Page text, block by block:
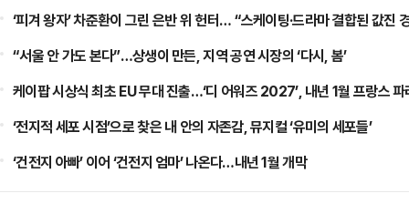
‘피겨 왕자’ 차준환이 그린 은반 위 헌터… “스케이팅·드라마 결합된 값진
“서울 안 가도 본다”…상생이 만든, 지역 공연 시장의 ‘다시, 봄’
케이팝 시상식 최초 EU 무대 진출…‘디 어워즈 2027’, 내년 1월 프랑스 파
‘전지적 세포 시점’으로 찾은 내 안의 자존감, 뮤지컬 ‘유미의 세포들’
‘건전지 아빠’ 이어 ‘건전지 엄마’ 나온다…내년 1월 개막